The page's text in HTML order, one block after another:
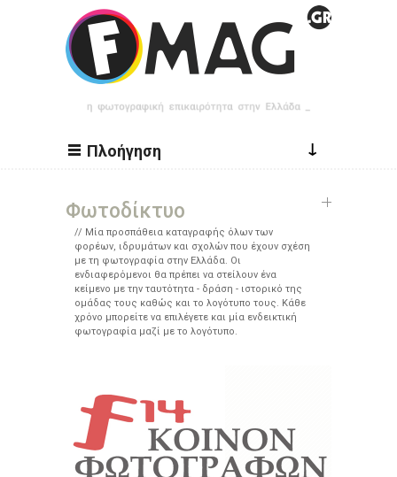
Παράκαμψη προς το κυρίως περιεχόμενο
Πλοήγηση ↓
Φωτοδίκτυο
Μία προσπάθεια καταγραφής όλων των
φορέων, ιδρυμάτων και σχολών που έχουν σχέση
με τη φωτογραφία στην Ελλάδα. Οι
ενδιαφερόμενοι θα πρέπει να στείλουν ένα
κείμενο με την ταυτότητα - δράση - ιστορικό της
ομάδας τους καθώς και το λογότυπο τους. Κάθε
χρόνο μπορείτε να επιλέγετε και μία ενδεικτική
φωτογραφία μαζί με το λογότυπο.